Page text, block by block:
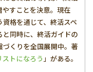
すことを決意。現在
格を通じて、終活スペ
同時に、終活ガイドの
づくりを全国展開中。著
トになろう」がある。